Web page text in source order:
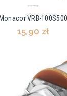
Monacor VRB-100S500
15,90 zł